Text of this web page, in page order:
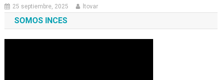
25 septiembre, 2025 ltovar
SOMOS INCES